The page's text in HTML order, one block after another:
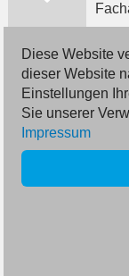
i-
Diese Website
dieser Website
Einstellungen
Sie unserer
Impressum